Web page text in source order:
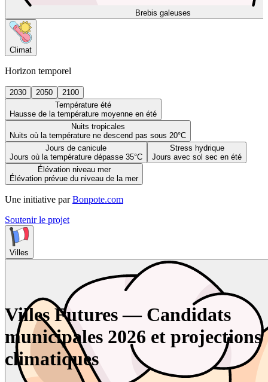
Brebis galeuses
Climat
Horizon temporel
2030 2050
2100
Température été
Hausse de la température moyenne en été
Nuits tropicales
Nuits où la température ne descend pas sous 20°C
Jours de canicule
Jours où la température dépasse 35°C
Stress hydrique
Jours avec sol sec en été
Élévation niveau mer
Élévation prévue du niveau de la mer
Une initiative par Bonpote.com
Soutenir le projet
Villes
Villes Futures — Candidats
municipales 2026 et projections
climatiques